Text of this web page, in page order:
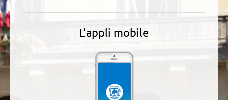
L'appli mobile